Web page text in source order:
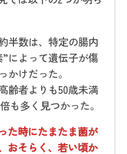
半数は、特定の腸内
によって遺伝子が傷
かけだった。
齢者よりも50歳未満
も多く見つかった。
た時にたまたま菌が
おそらく、若い頃か